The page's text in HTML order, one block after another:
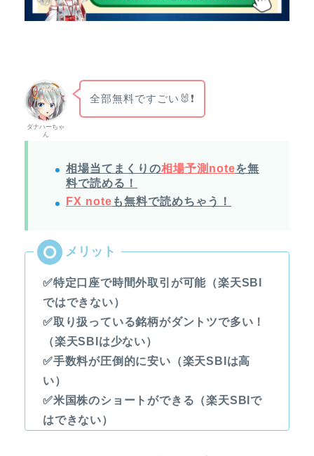
ダナハーちゃ
ん
全部無料ですごい🐰❗
相場当てまくりの相場予測noteを無
料で読める！
FX note も無料で読めちゃう！
✅特定口座で時間外取引が可能（楽天SBI
ではできない）
✅取り扱っている銘柄がダントツで多い！
（楽天SBIは少ない）
✅手数料が圧倒的に安い（楽天SBIは高
い）
✅米国株のショートができる（楽天SBIで
はできない）